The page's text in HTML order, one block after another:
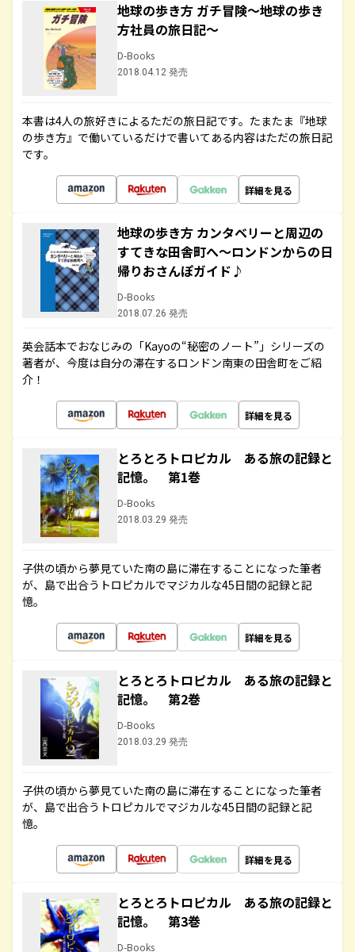
地球の歩き方 ガチ冒険～地球の歩き
方社員の旅日記～
D-Books
2018.04.12 発売
本書は4人の旅好きによるただの旅日記です。たまたま『地球
の歩き方』で働いているだけで書いてある内容はただの旅日記
です。
詳細を見る
地球の歩き方 カンタベリーと周辺の
すてきな田舎町へ～ロンドンからの日
帰りおさんぽガイド♪
D-Books
2018.07.26 発売
英会話本でおなじみの「Kayoの“秘密のノート”」シリーズの
著者が、今度は自分の滞在するロンドン南東の田舎町をご紹
介！
詳細を見る
とろとろトロピカル ある旅の記録と
記憶。 第1巻
D-Books
2018.03.29 発売
子供の頃から夢見ていた南の島に滞在することになった筆者
が、島で出合うトロピカルでマジカルな45日間の記録と記
憶。
詳細を見る
とろとろトロピカル ある旅の記録と
記憶。 第2巻
D-Books
2018.03.29 発売
子供の頃から夢見ていた南の島に滞在することになった筆者
が、島で出合うトロピカルでマジカルな45日間の記録と記
憶。
詳細を見る
とろとろトロピカル ある旅の記録と
記憶。 第3巻
D-Books